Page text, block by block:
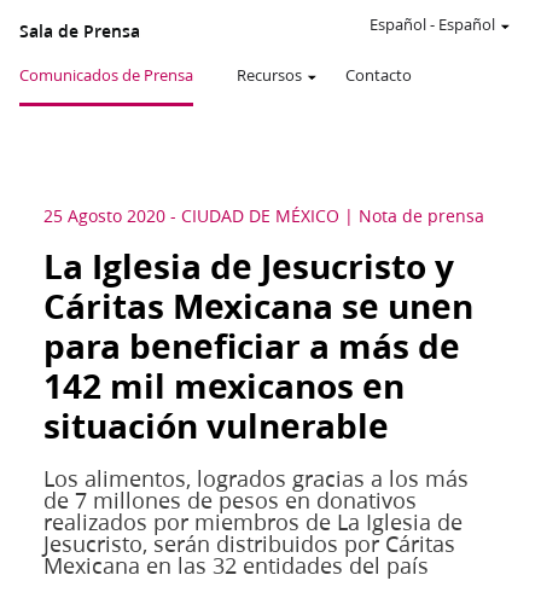
Sala de Prensa
Comunicados de Prensa Recursos Contacto
Español- Español
25 Agosto 2020 - CIUDAD DE MÉXICO Nota de prensa
La Iglesia de Jesucristo y
Cáritas Mexicana se unen
para beneficiar a más de
142 mil mexicanos en
situación vulnerable
Los alimentos, logrados gracias a los más
de 7 millones de pesos en donativos
realizados por miembros de La Iglesia de
Jesucristo, serán distribuidos por Cáritas
Mexicana en las 32 entidades del país